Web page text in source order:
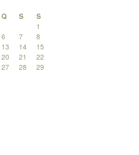
Q S
S
1
6 7
8
13 14
15
20 21
22
27 28
29